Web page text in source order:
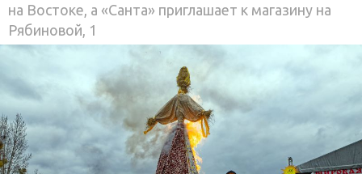
на Востоке, а «Санта» приглашает к магазину на
Рябиновой, 1